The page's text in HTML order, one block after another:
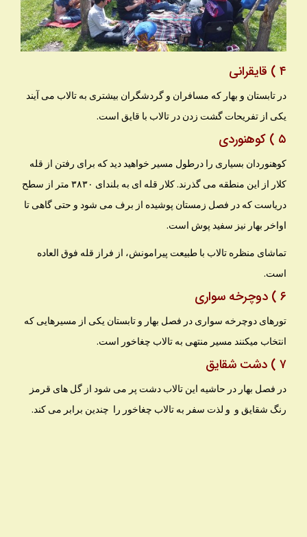
۴ ) قایقرانی
در تابستان و بهار که مسافران و گردشگران بیشتری به تالاب می آیند
یکی از تفریحات گشت زدن در تالاب با قایق است.
۵ ) کوهنوردی
کوهنوردان بسیاری را درطول مسیر خواهید دید که برای رفتن از قله
کلار از این منطقه می گذرند. کلار قله ای به بلندای ۳۸۳۰ متر از سطح
دریاست که در فصل زمستان پوشیده از برف می شود و حتی گاهی تا
اواخر بهار نیز سفید پوش است.
تماشای منظره تالاب با طبیعت پیرامونش، از فراز قله فوق العاده
است.
۶ ) دوچرخه سواری
تورهای دوچرخه سواری در فصل بهار و تابستان یکی از مسیرهایی که
انتخاب میکنند مسیر منتهی به تالاب چغاخور است.
۷ ) دشت شقایق
در فصل بهار در حاشیه این تالاب دشت پر می شود از گل های قرمز
رنگ شقایق و و لذت سفر به تالاب چغاخور را چندین برابر می کند.